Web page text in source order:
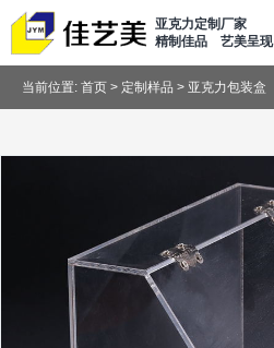
亚克力定制厂家
精制佳品 艺美呈现
当前位置: 首页 > 定制样品 > 亚克力包装盒